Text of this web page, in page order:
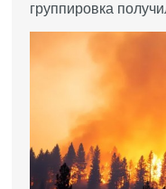
группировка